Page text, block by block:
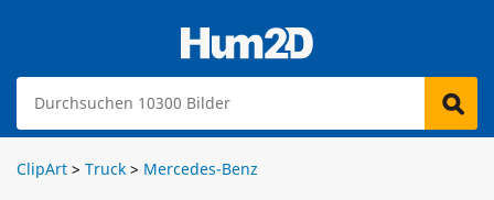
ClipArt > Truck > Mercedes-Benz